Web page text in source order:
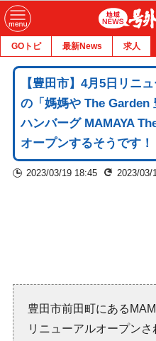
GOトピ 最新News 求人
【豊田市】4月5日リニ
の「媽媽や The Garden
ハンバーグ MAMAYA
オープンするそうです！
2023/03/19 18:45 2023/03/
豊田市前田町にある
リニューアルオープンさ